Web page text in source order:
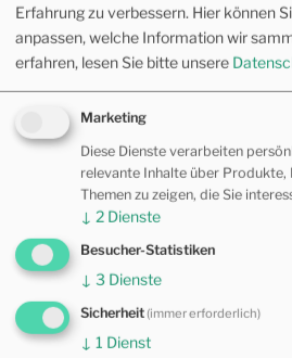
Allopathie(17)
Fernöstliche Medizin
Kinderosteopathie
Motorisches Lernen (19)
Multimedia(30)
Osteopathie(30)
TAG WOLKE
Erfahrung zu verbessern. Hier können
anpassen, welche Information wir
erfahren, lesen Sie bitte unsere
Marketing
Diese Dienste verarbeiten
relevante Inhalte über Produkte,
Themen zu zeigen, die Sie
↓ 2 Dienste
Besucher-Statistiken
↓ 3 Dienste
Sicherheit(immer erforderlich)
↓ 1 Dienst